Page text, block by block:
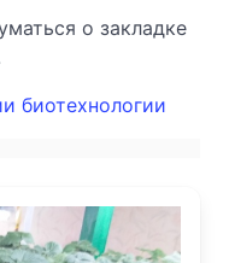
о закладке
биотехнологии